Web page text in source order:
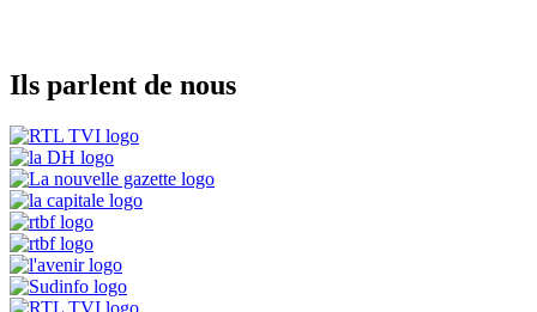
Ils parlent de nous